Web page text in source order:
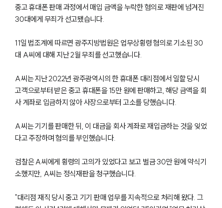
중고 휴대폰 판매 과정에서 매입 금액을 누락한 혐의로 재판에 넘겨진
30대에게 무죄가 선고됐습니다.
11일 법조계에 따르면 광주지방법원은 업무상횡령 혐의로 기소된 30
대 A씨에 대해 지난 2월 무죄를 선고했습니다.
A씨는 지난 2022년 광주광역시의 한 휴대폰 대리점에서 일할 당시
고객으로부터 받은 중고 휴대폰을 15만 원에 판매하고, 해당 금액을 회
사 계좌로 입금하지 않아 사장으로부터 고소를 당했습니다.
A씨는 기기를 판매한 뒤, 이 대금을 회사 계좌로 재입금하는 것을 잊었
다고 주장하며 혐의를 부인했습니다.
검찰은 A씨에게 횡령의 고의가 있었다고 보고 벌금 30만 원에 약식기
소했지만, A씨는 정식재판을 청구했습니다.
"대리점 재직 당시 중고 기기 판매 업무를 지속적으로 처리해 왔다. 그